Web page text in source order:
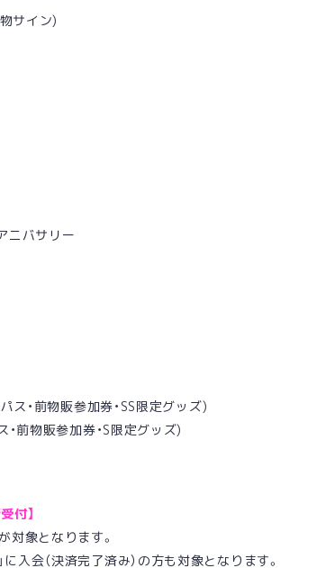
サイン)
ニバサリー
・前物販参加券・SS限定グッズ)
前物販参加券・S限定グッズ)
付】
対象となります。
入会（決済完了済み）の方も対象となります。